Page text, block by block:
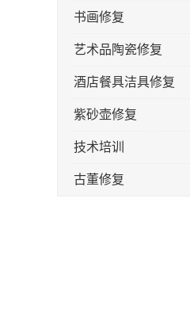
书画修复
艺术品陶瓷修复
酒店餐具洁具修复
紫砂壶修复
技术培训
古董修复